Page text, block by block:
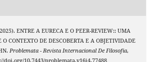
ENTRE A EURECA E O PEER-REVIEW:: UMA
O CONTEXTO DE DESCOBERTA E A OBJETIVIDADE
Problemata - Revista Internacional De Filosofia,